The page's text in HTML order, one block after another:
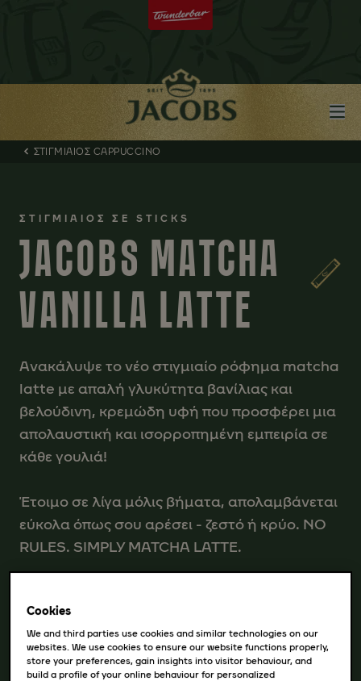
ΣΤΙΓΜΙΑΙΟΣ CAPPUCCINO
ΣΤΙΓΜΙΑΙΟΣ ΣΕ STICKS
JACOBS MATCHA
VANILLA LATTE
Aνακάλυψε το νέο στιγμιαίο ρόφημα matcha
latte με απαλή γλυκύτητα βανίλιας και
βελούδινη, κρεμώδη υφή που προσφέρει μια
απολαυστική και ισορροπημένη εμπειρία σε
κάθε γουλιά!
Έτοιμο σε λίγα μόλις βήματα, απολαμβάνεται
εύκολα όπως σου αρέσει - ζεστό ή κρύο. NO
RULES. SIMPLY MATCHA LATTE.
Cookies
We and third parties use cookies and similar technologies on our
websites. We use cookies to ensure our website functions properly,
store your preferences, gain insights into visitor behaviour, and
build a profile of your online behaviour for personalized